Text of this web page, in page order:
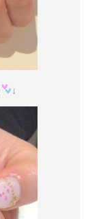
↓